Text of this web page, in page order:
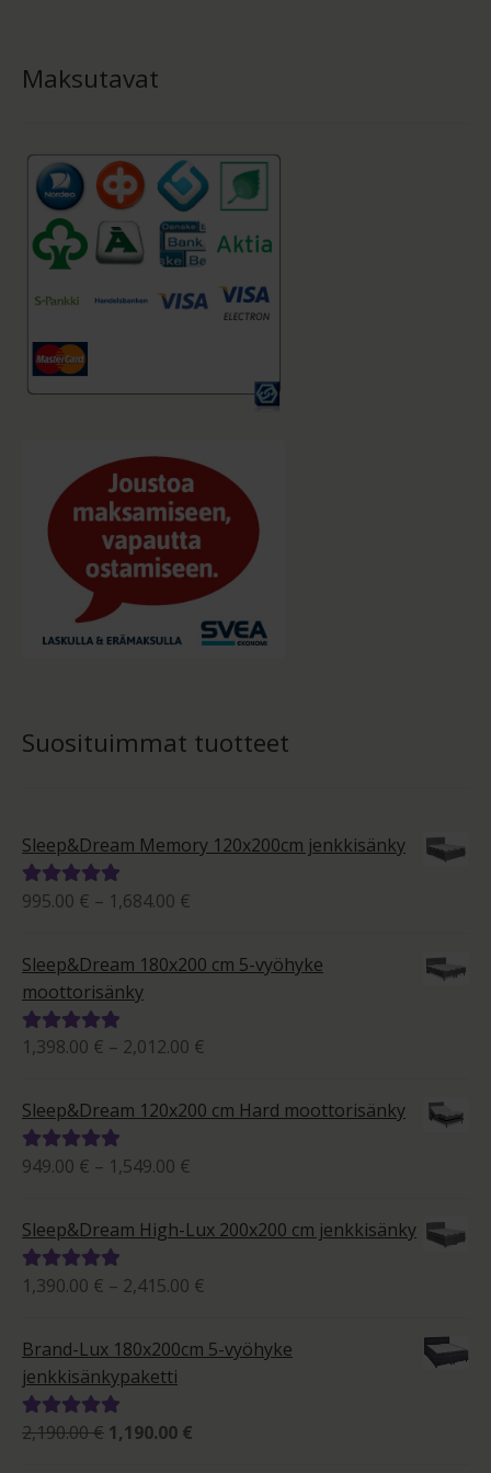
Maksutavat
Suosituimmat tuotteet
Sleep&Dream Memory 120x200cm jenkkisänky
Arvostelu
995.00 € – 1,684.00 €
-
1,684.00 €
Sleep&Dream 180x200 cm 5-vyöhyke
moottorisänky
Arvostelu
5.00
/ 5
1,398.00 € – 2,012.00 €
-
Sleep&Dream 120x200 cm Hard moottorisänky
Arvostelu
5.00
/ 5
949.00 € – 1,549.00 €
Sleep&Dream High-Lux 200x200 cm jenkkisänky
Arvostelu
5.00
/ 5
1,390.00 € – 2,415.00 €
-
2,415.00 €
Brand-Lux 180x200cm 5-vyöhyke
jenkkisänkypaketti
Arvostelu
2,190.00€ Alkuperäinen
1,190.00 €